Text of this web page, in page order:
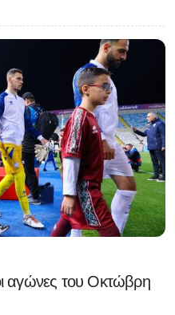
αγώνες του Οκτώβρη